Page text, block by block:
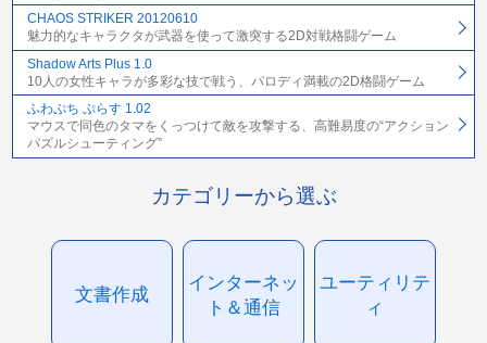
CHAOS STRIKER 20120610
魅力的なキャラクタが武器を使って激突する2D対戦格闘ゲーム
Shadow Arts Plus 1.0
10人の女性キャラが多彩な技で戦う、パロディ満載の2D格闘ゲーム
ふわぷち ぷらす 1.02
マウスで同色のタマをくっつけて敵を攻撃する、高難易度の“アクション
パズルシューティング”
カテゴリーから選ぶ
文書作成
インターネッ
ト＆通信
ユーティリテ
ィ